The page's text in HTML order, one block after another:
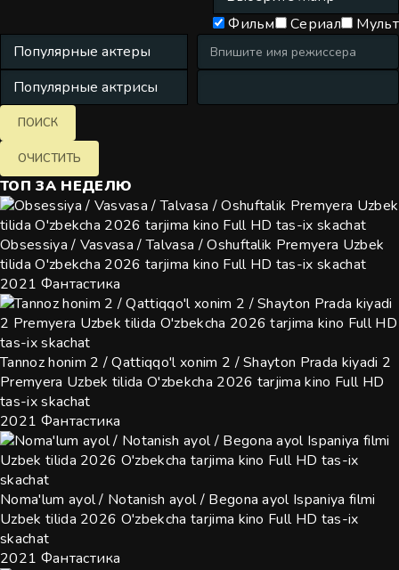
Фильм
Сериал Мульт
ТОП ЗА НЕДЕЛЮ
Obsessiya / Vasvasa / Talvasa / Oshuftalik Premyera Uzbek
tilida O'zbekcha 2026 tarjima kino Full HD tas-ix skachat
2021 Фантастика
Tannoz honim 2 / Qattiqqo'l xonim 2 / Shayton Prada kiyadi 2
Premyera Uzbek tilida O'zbekcha 2026 tarjima kino Full HD
tas-ix skachat
2021 Фантастика
Noma'lum ayol / Notanish ayol / Begona ayol Ispaniya filmi
Uzbek tilida 2026 O'zbekcha tarjima kino Full HD tas-ix
skachat
2021 Фантастика